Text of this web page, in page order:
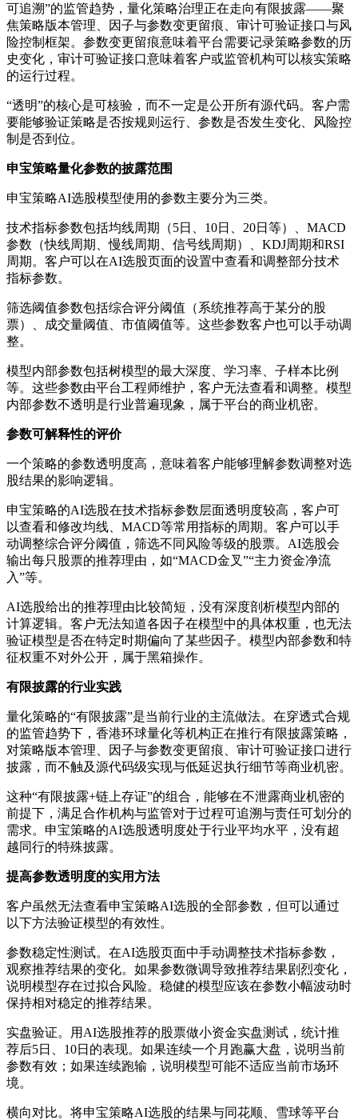
可追溯”的监管趋势，量化策略治理正在走向有限披露——聚
焦策略版本管理、因子与参数变更留痕、审计可验证接口与风
险控制框架。参数变更留痕意味着平台需要记录策略参数的历
史变化，审计可验证接口意味着客户或监管机构可以核实策略
的运行过程。
“透明”的核心是可核验，而不一定是公开所有源代码。客户需
要能够验证策略是否按规则运行、参数是否发生变化、风险控
制是否到位。
申宝策略量化参数的披露范围
申宝策略AI选股模型使用的参数主要分为三类。
技术指标参数包括均线周期（5日、10日、20日等）、MACD
参数（快线周期、慢线周期、信号线周期）、KDJ周期和RSI
周期。客户可以在AI选股页面的设置中查看和调整部分技术
指标参数。
筛选阈值参数包括综合评分阈值（系统推荐高于某分的股
票）、成交量阈值、市值阈值等。这些参数客户也可以手动调
整。
模型内部参数包括树模型的最大深度、学习率、子样本比例
等。这些参数由平台工程师维护，客户无法查看和调整。模型
内部参数不透明是行业普遍现象，属于平台的商业机密。
参数可解释性的评价
一个策略的参数透明度高，意味着客户能够理解参数调整对选
股结果的影响逻辑。
申宝策略的AI选股在技术指标参数层面透明度较高，客户可
以查看和修改均线、MACD等常用指标的周期。客户可以手
动调整综合评分阈值，筛选不同风险等级的股票。AI选股会
输出每只股票的推荐理由，如“MACD金叉”“主力资金净流
入”等。
AI选股给出的推荐理由比较简短，没有深度剖析模型内部的
计算逻辑。客户无法知道各因子在模型中的具体权重，也无法
验证模型是否在特定时期偏向了某些因子。模型内部参数和特
征权重不对外公开，属于黑箱操作。
有限披露的行业实践
量化策略的“有限披露”是当前行业的主流做法。在穿透式合规
的监管趋势下，香港环球量化等机构正在推行有限披露策略，
对策略版本管理、因子与参数变更留痕、审计可验证接口进行
披露，而不触及源代码级实现与低延迟执行细节等商业机密。
这种“有限披露+链上存证”的组合，能够在不泄露商业机密的
前提下，满足合作机构与监管对于过程可追溯与责任可划分的
需求。申宝策略的AI选股透明度处于行业平均水平，没有超
越同行的特殊披露。
提高参数透明度的实用方法
客户虽然无法查看申宝策略AI选股的全部参数，但可以通过
以下方法验证模型的有效性。
参数稳定性测试。在AI选股页面中手动调整技术指标参数，
观察推荐结果的变化。如果参数微调导致推荐结果剧烈变化，
说明模型存在过拟合风险。稳健的模型应该在参数小幅波动时
保持相对稳定的推荐结果。
实盘验证。用AI选股推荐的股票做小资金实盘测试，统计推
荐后5日、10日的表现。如果连续一个月跑赢大盘，说明当前
参数有效；如果连续跑输，说明模型可能不适应当前市场环
境。
横向对比。将申宝策略AI选股的结果与同花顺、雪球等平台